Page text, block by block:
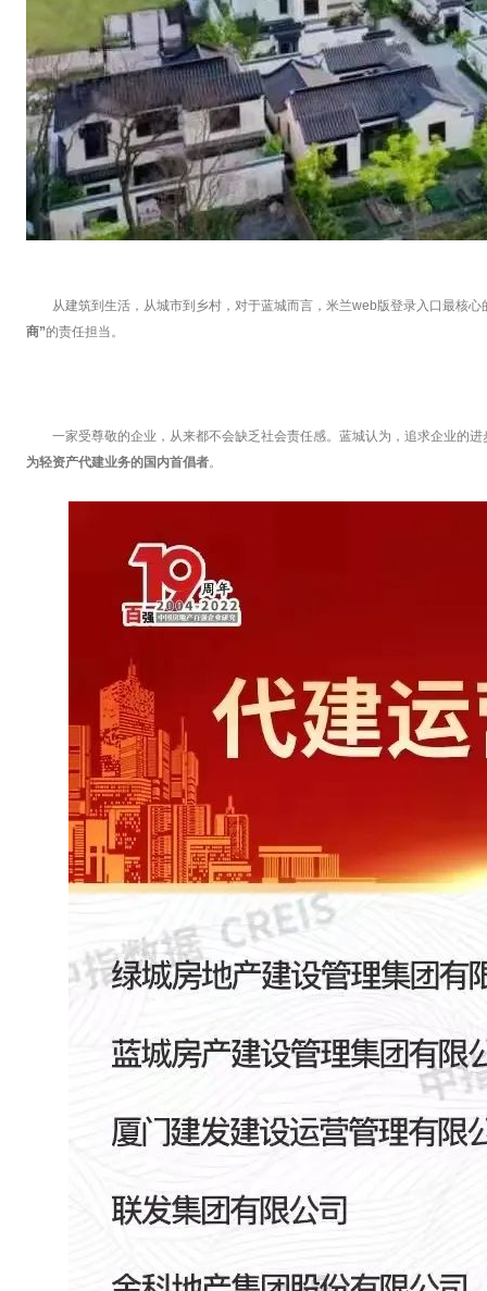
从建筑到生活，从城市到乡村，对于蓝城而言，米兰web版登录入口最核心
商”的责任担当。
一家受尊敬的企业，从来都不会缺乏社会责任感。蓝城认为，追求企业的
为轻资产代建业务的国内首倡者。